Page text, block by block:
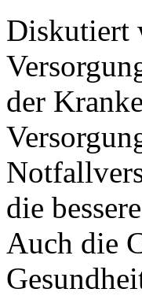
Diskutiert
der
die
Auch die